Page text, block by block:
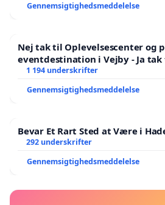
Gennemsigtighedsmeddelelse
Nej tak til Oplevelsescenter og
eventdestination i Vejby - Ja
lokalområde i balance
1 194 underskrifter
Gennemsigtighedsmeddelelse
Bevar Et Rart Sted at Være i
292 underskrifter
Gennemsigtighedsmeddelelse